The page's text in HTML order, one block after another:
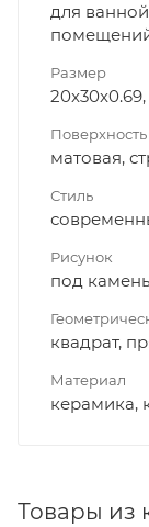
для
Размер
Поверхность
матовая,
Стиль
Рисунок
под
квадрат,
Материал
керамика,
Товары из